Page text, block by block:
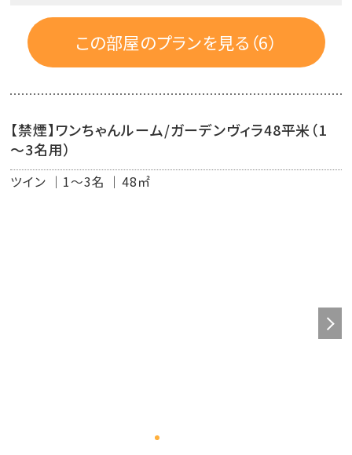
■設備と備品
液晶テレビ／エアコン／衛星放送／電話／冷蔵庫／ミネ
ラルウォーター／コーヒーマシン／日本茶セット／ソムリエ
ンガー／湯沸しポット
■ルームアメニティ
ワッフルガウン／バスタオル／フェイスタオル／ウォッシュ
タオル／ボディータオル／シャンプー／リンス／ボディーソ
この部屋のプランを見る（6）
【禁煙】ワンちゃんルーム/ガーデンヴィラ48平米（1
～3名用）
ツイン 1～3名 48㎡